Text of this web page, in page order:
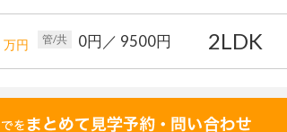
万円 管/共 0円 ／ 9500円 2LDK